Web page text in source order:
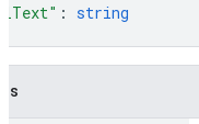
: string